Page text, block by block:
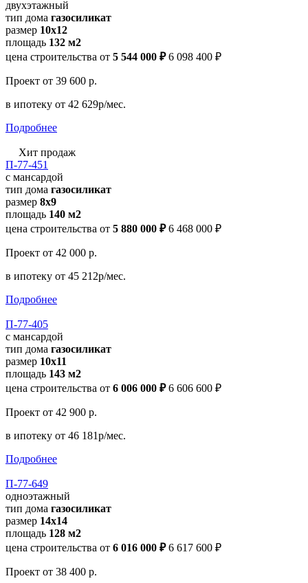
двухэтажный
тип дома газосиликат
размер 10х12
площадь 132 м2
цена строительства от 5 544 000 ₽ 6 098 400 ₽
Проект от 39 600 р.
в ипотеку от 42 629р/мес.
Подробнее
Хит продаж
П-77-451
с мансардой
тип дома газосиликат
размер 8х9
площадь 140 м2
цена строительства от 5 880 000 ₽ 6 468 000 ₽
Проект от 42 000 р.
в ипотеку от 45 212р/мес.
Подробнее
П-77-405
с мансардой
тип дома газосиликат
размер 10х11
площадь 143 м2
цена строительства от 6 006 000 ₽ 6 606 600 ₽
Проект от 42 900 р.
в ипотеку от 46 181р/мес.
Подробнее
П-77-649
одноэтажный
тип дома газосиликат
размер 14x14
площадь 128 м2
цена строительства от 6 016 000 ₽ 6 617 600 ₽
Проект от 38 400 р.